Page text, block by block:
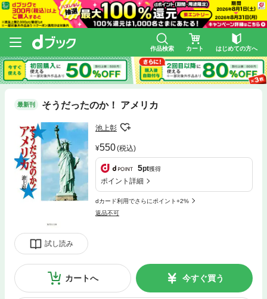
作品検索 カート はじめての方へ
最新刊 そうだったのか！ アメリカ
試し読み
池上彰
550(税込)
5pt獲得
ポイント詳細
dカード利用でさらにポイント+2%
返品不可
カートへ 今すぐ買う